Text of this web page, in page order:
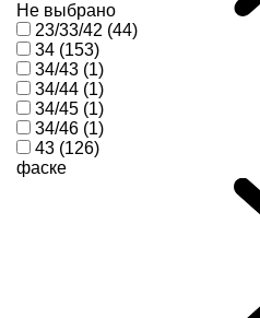
Не выбрано
23/33/42 (44)
34 (153)
34/43 (1)
34/44 (1)
34/45 (1)
34/46 (1)
43 (126)
фаске